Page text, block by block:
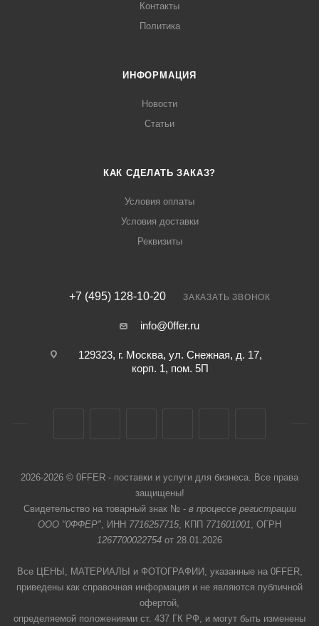
Контакты
Политика
ИНФОРМАЦИЯ
Новости
Статьи
КАК СДЕЛАТЬ ЗАКАЗ?
Условия оплаты
Условия доставки
Реквизиты
+7 (495) 128-10-20 ЗАКАЗАТЬ ЗВОНОК
info@0ffer.ru
129323, г. Москва, ул. Снежная, д. 17,
корп. 1, пом. 5П
2026-2026 © 0FFER - поставки и услуги для бизнеса. Все права
защищены!
Свидетельство на товарный знак № - в процессе регистрации
ООО "0ФФЕР", ИНН 7716257715, КПП 771601001, ОГРН
1267700022754 от 28.01.2026
Все ЦЕНЫ, МАТЕРИАЛЫ и ФОТОГРАФИИ, указанные на 0FFER,
приведены как справочная информация и не являются публичной
офертой,
определяемой положениями ст. 437 ГК РФ, и могут быть изменены